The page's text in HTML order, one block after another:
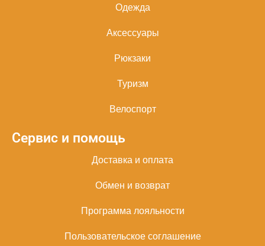
Одежда
Аксессуары
Рюкзаки
Туризм
Велоспорт
Сервис и помощь
Доставка и оплата
Обмен и возврат
Программа лояльности
Пользовательское соглашение